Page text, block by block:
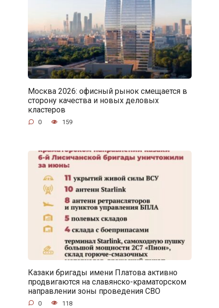
Москва 2026: офисный рынок смещается в
сторону качества и новых деловых
кластеров
0 159
Казаки бригады имени Платова активно
продвигаются на славянско-краматорском
направлении зоны проведения СВО
0 118